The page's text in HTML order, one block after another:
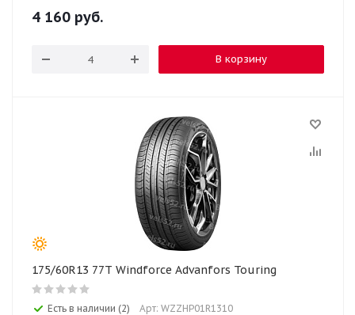
4 160 руб.
В корзину
175/60R13 77T Windforce Advanfors Touring
Есть в наличии (2) Арт: WZZHP01R1310